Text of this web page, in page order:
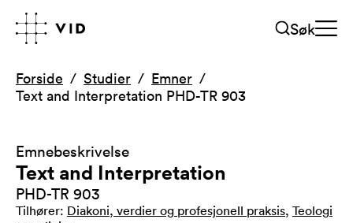
Søk
Forside Studier
Emner
Text and Interpretation PHD-TR 903
Emnebeskrivelse
Text and Interpretation
PHD-TR 903
Tilhører: Diakoni, verdier og profesjonell praksis, Teologi